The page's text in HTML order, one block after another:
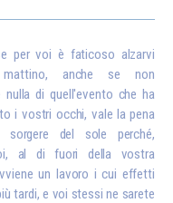
per voi è faticoso alzarvi
anche se non
nulla di quell'evento che ha
i vostri occhi, vale la pena
sorgere del sole perché,
al di fuori della vostra
un lavoro i cui effetti
tardi, e voi stessi ne sarete